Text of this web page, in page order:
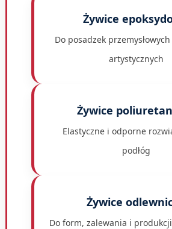
Żywice
Do posadzek
artystycznych
Żywice
Elastyczne i odporne
podłóg
Żywice
Do form, zalewania i